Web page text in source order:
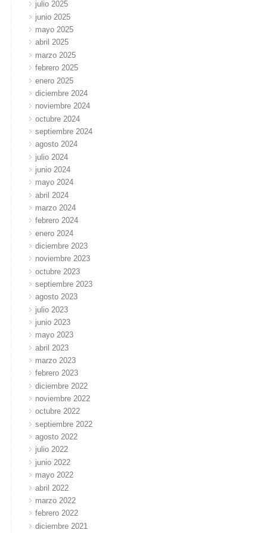
julio 2025
junio 2025
mayo 2025
abril 2025
marzo 2025
febrero 2025
enero 2025
diciembre 2024
noviembre 2024
octubre 2024
septiembre 2024
agosto 2024
julio 2024
junio 2024
mayo 2024
abril 2024
marzo 2024
febrero 2024
enero 2024
diciembre 2023
noviembre 2023
octubre 2023
septiembre 2023
agosto 2023
julio 2023
junio 2023
mayo 2023
abril 2023
marzo 2023
febrero 2023
diciembre 2022
noviembre 2022
octubre 2022
septiembre 2022
agosto 2022
julio 2022
junio 2022
mayo 2022
abril 2022
marzo 2022
febrero 2022
diciembre 2021